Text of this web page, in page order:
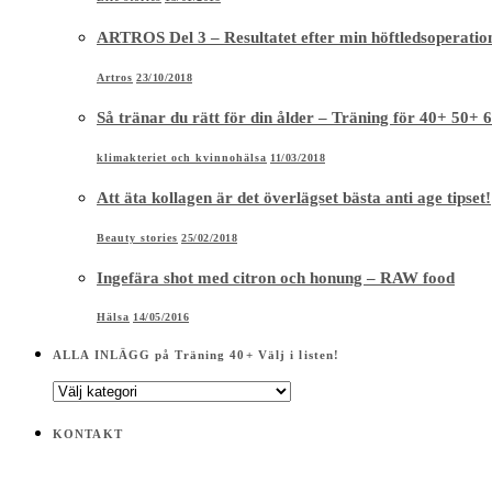
ARTROS Del 3 – Resultatet efter min
Artros 23/10/2018
Så tränar du rätt för din ålder – Träning för 40+ 50+
klimakteriet och kvinnohälsa 11/03/2018
Att äta kollagen är det överlägset bästa anti age tipset!
Beauty stories 25/02/2018
Ingefära shot med citron och honung – RAW food
Hälsa 14/05/2016
ALLA INLÄGG på Träning 40+ Välj i listen!
ALLA
på
KONTAKT